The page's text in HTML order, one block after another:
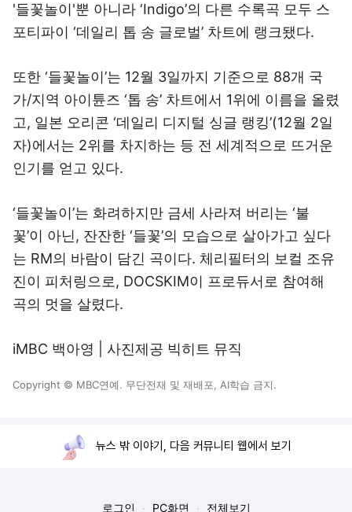
'들꽃놀이'뿐 아니라 ‘Indigo’의 다른 수록곡 모두 스
포티파이 ‘데일리 톱 송 글로벌’ 차트에 랭크됐다.
또한 ‘들꽃놀이’는 12월 3일까지 기준으로 88개 국
가/지역 아이튠즈 ‘톱 송’ 차트에서 1위에 이름을 올렸
고, 일본 오리콘 ‘데일리 디지털 싱글 랭킹’(12월 2일
자)에서는 2위를 차지하는 등 전 세계적으로 뜨거운
인기를 얻고 있다.
‘들꽃놀이’는 화려하지만 금세 사라져 버리는 ‘불
꽃’이 아닌, 잔잔한 ‘들꽃’의 모습으로 살아가고 싶다
는 RM의 바람이 담긴 곡이다. 체리필터의 보컬 조유
진이 피처링으로, DOCSKIM이 프로듀서로 참여해
곡의 멋을 살렸다.
iMBC 백아영 | 사진제공 빅히트 뮤직
Copyright © MBC연예. 무단전재 및 재배포, AI학습 금지.
뉴스 밖 이야기, 다음 커뮤니티 웹에서 보기
로그인 PC화면 전체보기